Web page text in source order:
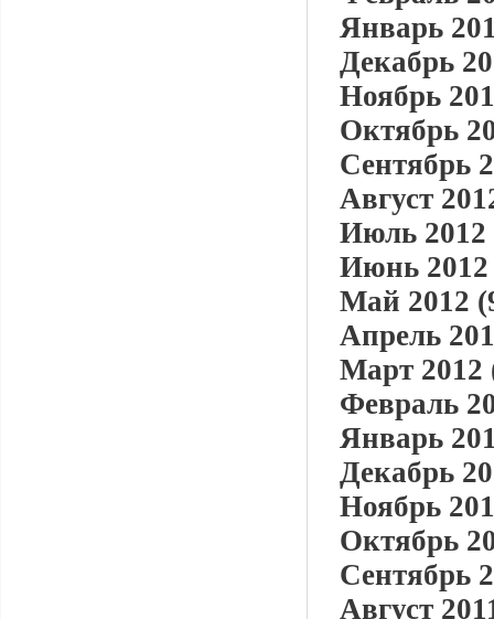
Январь
Декабрь
Ноябрь
Октябрь
Сентябрь
Август
Июль 2012
Июнь 2012
Май 2012
Апрель
Март 2012
Февраль
Январь
Декабрь
Ноябрь
Октябрь
Сентябрь
Август